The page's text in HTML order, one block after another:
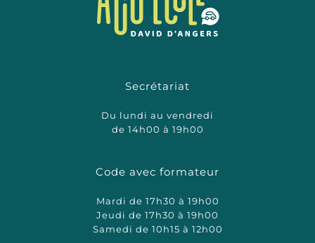
Secrétariat
Du lundi au vendredi
de 14h00 à 19h00
Code avec formateur
Mardi de 17h30 à 19h00
Jeudi de 17h30 à 19h00
Samedi de 10h15 à 12h00